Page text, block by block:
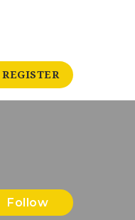
REGISTER
Follow